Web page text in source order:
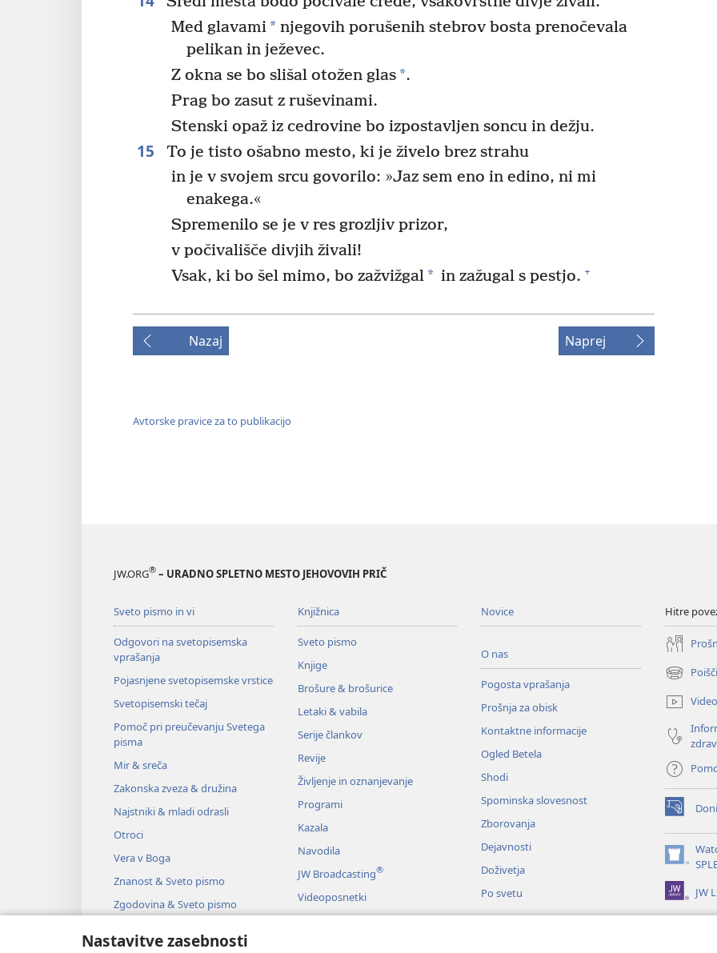
Nastavitve zasebnosti
Med glavami* njegovih porušenih stebrov bosta prenočevala
pelikan in ježevec.
Z okna se bo slišal otožen glas*.
Prag bo zasut z ruševinami.
Stenski opaž iz cedrovine bo izpostavljen soncu in dežju.
15
To je tisto ošabno mesto, ki je živelo brez strahu
in je v svojem srcu govorilo: »Jaz sem eno in edino, ni mi
enakega.«
Spremenilo se je v res grozljiv prizor,
v počivališče divjih živali!
Vsak, ki bo šel mimo, bo zažvižgal* in zažugal s pestjo. +
Nazaj Naprej
Avtorske pravice za to publikacijo
JW.ORG® – URADNO SPLETNO MESTO JEHOVOVIH PRIČ
Sveto pismo in vi
Odgovori na svetopisemska
vprašanja
Pojasnjene svetopisemske vrstice
Svetopisemski tečaj
Pomoč pri preučevanju Svetega
pisma
Mir & sreča
Zakonska zveza & družina
Najstniki & mladi odrasli
Otroci
Vera v Boga
Znanost & Sveto pismo
Zgodovina & Sveto pismo
Knjižnica
Sveto pismo
Knjige
Brošure & brošurice
Letaki & vabila
Serije člankov
Revije
Življenje in oznanjevanje
Programi
Kazala
Navodila
JW Broadcasting®
Videoposnetki
Glasba
Novice
O nas
Pogosta vprašanja
Prošnja za obisk
Kontaktne informacije
Ogled Betela
Shodi
Spominska slovesnost
Zborovanja
Dejavnosti
Doživetja
Po svetu
Hitre
(odpre
novo
okno)
(odpre
novo
okno)
(odpre
novo
okno) JW